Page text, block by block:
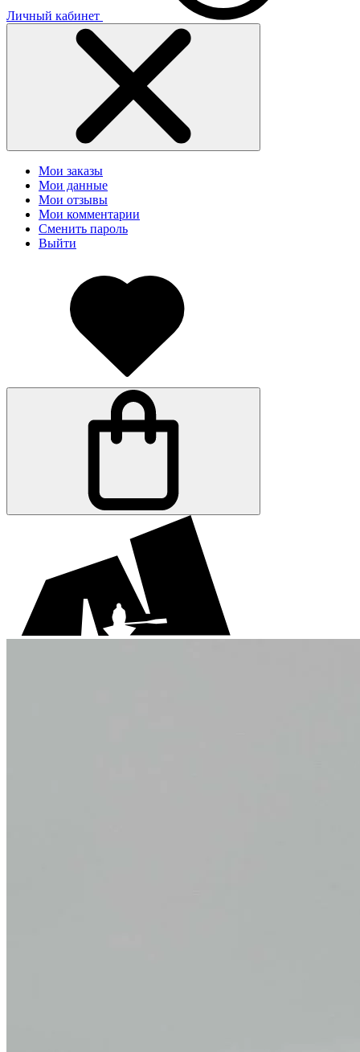
Личный кабинет
Мои заказы
Мои данные
Мои отзывы
Мои комментарии
Сменить пароль
Выйти